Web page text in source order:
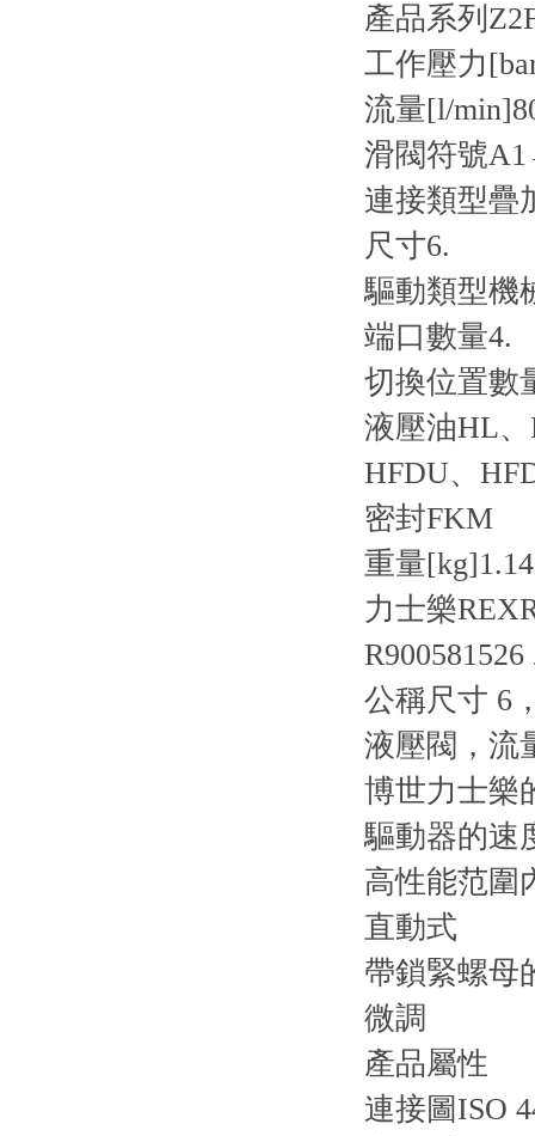
產品系列
工作壓力
流量[l/min]
滑閥符號
連接類型疊
尺寸6.
驅動類型機
端口數量4.
切換位置數
液壓油HL、
HFDU、
密封FKM
重量[kg]1.14
力士樂
公稱尺寸 6
液壓閥，流
博世力士樂
驅動器的速
高性能范圍
直動式
帶鎖緊螺母
微調
產品屬性
連接圖ISO